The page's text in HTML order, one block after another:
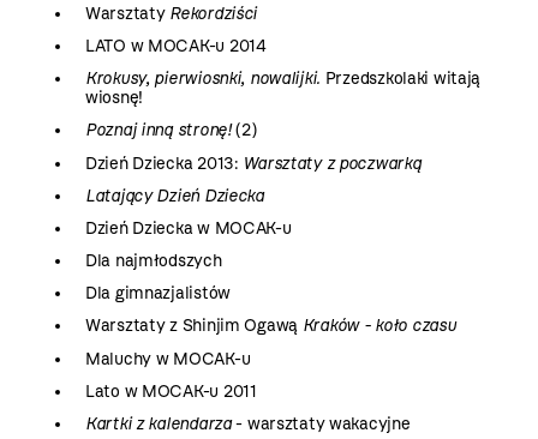
Warsztaty Rekordziści
LATO w MOCAK-u 2014
Krokusy, pierwiosnki, nowalijki. Przedszkolaki witają
wiosnę!
Poznaj inną stronę!(2)
Dzień Dziecka 2013: Warsztaty z poczwarką
Latający Dzień Dziecka
Dzień Dziecka w MOCAK-u
Dla najmłodszych
Dla gimnazjalistów
Warsztaty z Shinjim Ogawą Kraków - koło czasu
Maluchy w MOCAK-u
Lato w MOCAK-u 2011
Kartki z kalendarza- warsztaty wakacyjne